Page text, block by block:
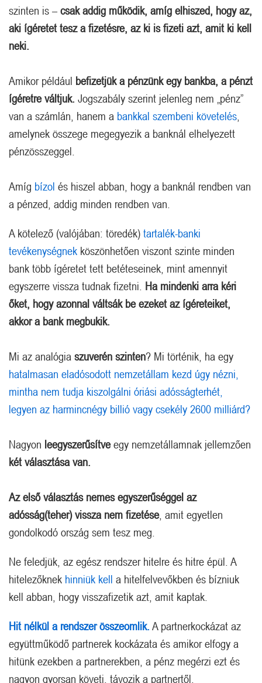
szinten is – csak addig működik, amíg elhiszed, hogy az,
aki ígéretet tesz a fizetésre, az ki is fizeti azt, amit ki kell
neki.
Amikor például befizetjük a pénzünk egy bankba, a pénzt
ígéretre váltjuk. Jogszabály szerint jelenleg nem „pénz”
van a számlán, hanem a bankkal szembeni követelés
amelynek összege megegyezik a banknál elhelyezett
pénzösszeggel.
Amíg bízol és hiszel abban, hogy a banknál rendben van
a pénzed, addig minden rendben van.
A kötelező (valójában: töredék) tartalék-banki
tevékenységnek köszönhetően viszont szinte minden
bank több ígéretet tett betéteseinek, mint amennyit
egyszerre vissza tudnak fizetni. Ha mindenki arra kéri
őket, hogy azonnal váltsák be ezeket az ígéreteiket,
akkor a bank megbukik.
Mi az analógia szuverén szinten? Mi történik, ha egy
hatalmasan eladósodott nemzetállam kezd úgy nézni,
mintha nem tudja kiszolgálni óriási adósságterhét,
legyen az harmincnégy billió vagy csekély 2600 milliárd?
Nagyon leegyszerűsítveegy nemzetállamnak jellemzően
két választása van.
Az első választás nemes egyszerűséggel az
adósság(teher) vissza nem fizetése, amit egyetlen
gondolkodó ország sem tesz meg.
Ne feledjük, az egész rendszer hitelre és hitre épül. A
hitelezőknek hinniük kell a hitelfelvevőkben és bízniuk
kell abban, hogy visszafizetik azt, amit kaptak.
Hit nélkül a rendszer összeomlik. A partnerkockázat az
együttműködő partnerek kockázata és amikor elfogy a
hitünk ezekben a partnerekben, a pénz megérzi ezt és
nagyon gyorsan követi, távozik a partnertől.